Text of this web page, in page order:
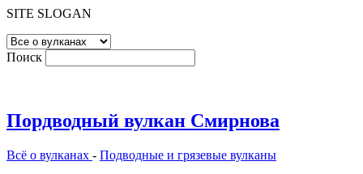
SITE SLOGAN
Поиск
Пордводный вулкан Смирнова
Всё о вулканах - Подводные и грязевые вулканы